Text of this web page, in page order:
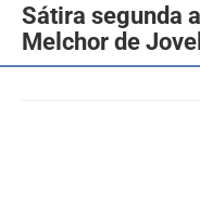
Sátira segunda
Melchor de